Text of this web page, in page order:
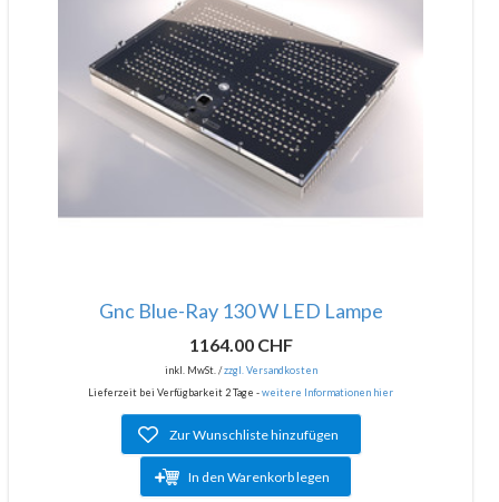
Gnc Blue-Ray 130 W LED Lampe
1164.00 CHF
inkl. MwSt. /zzgl. Versandkosten
Lieferzeit bei Verfügbarkeit 2 Tage -weitere Informationen hier
Zur Wunschliste hinzufügen
In den Warenkorb legen